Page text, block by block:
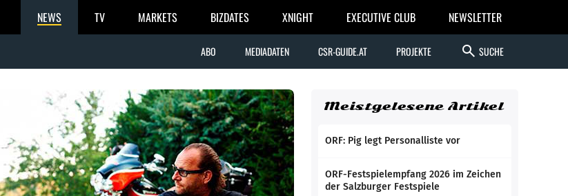
NEWS TV MARKETS BIZDATES XNIGHT EXECUTIVE CLUB NEWSLETTER
ABO MEDIADATEN CSR-GUIDE.AT PROJEKTE search SUCHE
Meistgelesene Artikel
ORF: Pig legt Personalliste vor
ORF-Festspielempfang 2026 im Zeichen
der Salzburger Festspiele